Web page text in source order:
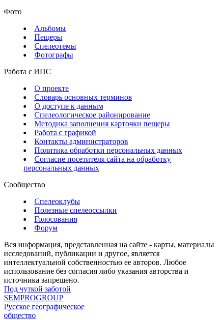
Фото
Альбомы
Пещеры
Спелеотемы
Фотографы
Работа с ИПС
О проекте
Словарь основных терминов
О доступе к данным
Спелеологическое районирование
Методика заполнения карточки пещеры
Работа с графикой
Контакты администраторов
Политика обработки персональных данных
Согласие посетителя сайта на обработку
персональных данных
Сообщество
Спелеоклубы
Полезные спелеоссылки
Голосования
Форум
Вся информация, представленная на сайте - карты, материалы
исследований, публикации и другое, является
интеллектуальной собственностью ее авторов. Любое
использование без согласия либо указания авторства и
источника запрещено.
Под чуткой заботой
SEMPROGROUP
Русское географическое
общество